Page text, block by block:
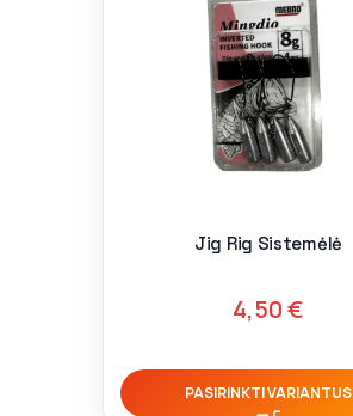
Jig Rig Sistemėlė
4,50€
PASIRINKTI VARIANTUS